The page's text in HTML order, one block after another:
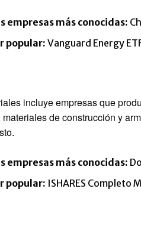
empresas más conocidas:
popular:Vanguard Energy
incluye empresas que
de construcción y
empresas más conocidas:
popular: ISHARES Completo